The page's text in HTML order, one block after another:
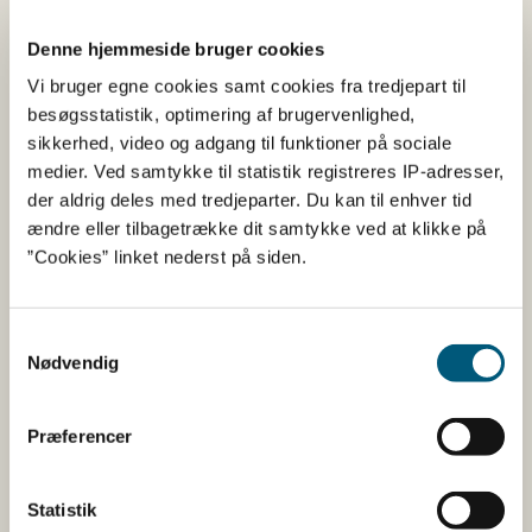
Denne hjemmeside bruger cookies
Vi bruger egne cookies samt cookies fra tredjepart til
besøgsstatistik, optimering af brugervenlighed,
sikkerhed, video og adgang til funktioner på sociale
medier. Ved samtykke til statistik registreres IP-adresser,
der aldrig deles med tredjeparter. Du kan til enhver tid
ændre eller tilbagetrække dit samtykke ved at klikke på
”Cookies” linket nederst på siden.
Nødvendig
Præferencer
Statistik
15
Blåmusling
(M. edulis
17
Blåmusling
M. edulis
Limfjorden
Mariager Fjord